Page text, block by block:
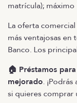
matrícula);
La oferta
más ventajosas
Banco. Los
🏠 Préstamos
mejorado.
si quieres comprar